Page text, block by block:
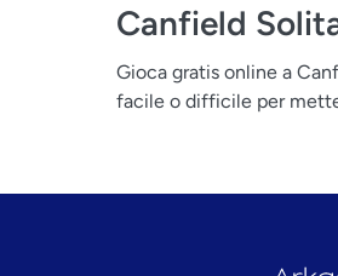
Canfield
Gioca gratis online a
facile o difficile per